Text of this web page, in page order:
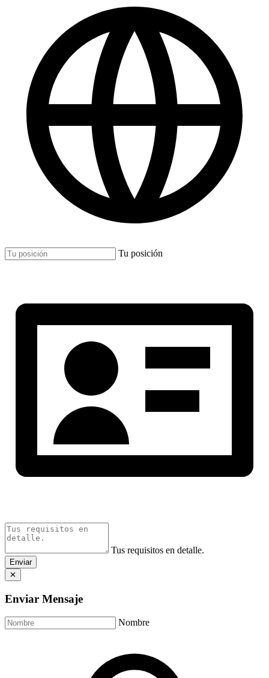
Tu posición
Tus requisitos en detalle.
Enviar
✕
Enviar Mensaje
Nombre